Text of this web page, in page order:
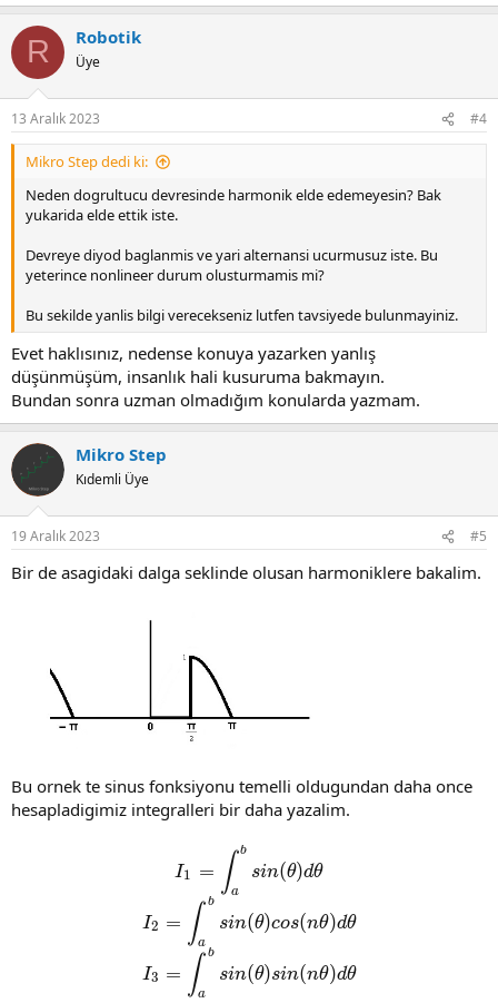
R Robotik
Üye
13 Aralık 2023 #4
Mikro Step dedi ki:
Neden dogrultucu devresinde harmonik elde edemeyesin? Bak
yukarida elde ettik iste.
Devreye diyod baglanmis ve yari alternansi ucurmusuz iste. Bu
yeterince nonlineer durum olusturmamis mi?
Bu sekilde yanlis bilgi verecekseniz lutfen tavsiyede bulunmayiniz.
Evet haklısınız, nedense konuya yazarken yanlış
düşünmüşüm, insanlık hali kusuruma bakmayın.
Bundan sonra uzman olmadığım konularda yazmam.
Mikro Step
Kıdemli Üye
19 Aralık 2023 #5
Bir de asagidaki dalga seklinde olusan harmoniklere bakalim.
Bu ornek te sinus fonksiyonu temelli oldugundan daha once
hesapladigimiz integralleri bir daha yazalim.
I1 = ∫a
b
sin(θ)dθ
I2 = ∫a
b
sin(θ)cos(nθ)dθ
I3 = ∫a
b
sin(θ)sin(nθ)dθ